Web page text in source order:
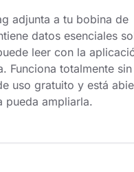
adjunta a tu bobina de
datos esenciales
leer con la
Funciona totalmente sin
uso gratuito y está
pueda ampliarla.